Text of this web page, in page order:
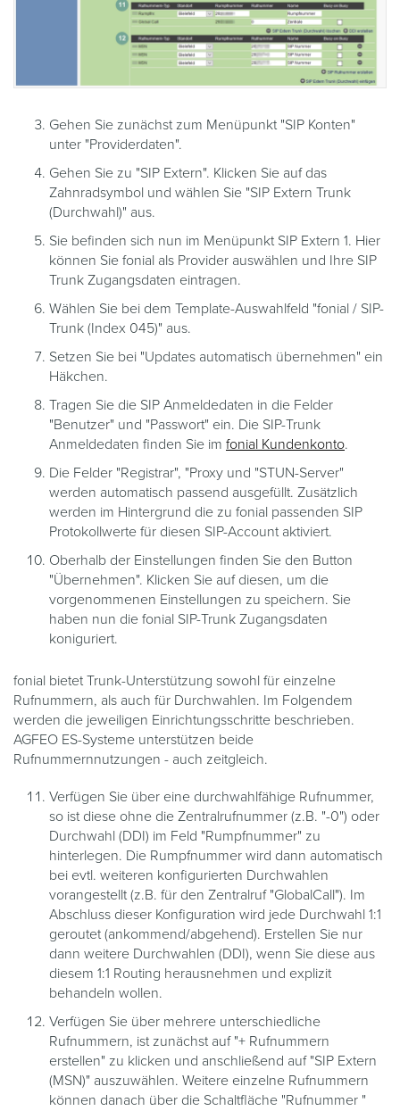
Gehen Sie zunächst zum Menüpunkt "SIP Konten"
unter "Providerdaten".
Gehen Sie zu "SIP Extern". Klicken Sie auf das
Zahnradsymbol und wählen Sie "SIP Extern Trunk
(Durchwahl)" aus.
Sie befinden sich nun im Menüpunkt SIP Extern 1. Hier
können Sie fonial als Provider auswählen und Ihre SIP
Trunk Zugangsdaten eintragen.
Wählen Sie bei dem Template-Auswahlfeld "fonial / SIP-
Trunk (Index 045)" aus.
Setzen Sie bei "Updates automatisch übernehmen" ein
Häkchen.
Tragen Sie die SIP Anmeldedaten in die Felder
"Benutzer" und "Passwort" ein. Die SIP-Trunk
Anmeldedaten finden Sie im fonial Kundenkonto.
Die Felder "Registrar", "Proxy und "STUN-Server"
werden automatisch passend ausgefüllt. Zusätzlich
werden im Hintergrund die zu fonial passenden SIP
Protokollwerte für diesen SIP-Account aktiviert.
Oberhalb der Einstellungen finden Sie den Button
"Übernehmen". Klicken Sie auf diesen, um die
vorgenommenen Einstellungen zu speichern. Sie
haben nun die fonial SIP-Trunk Zugangsdaten
koniguriert.
fonial bietet Trunk-Unterstützung sowohl für einzelne
Rufnummern, als auch für Durchwahlen. Im Folgendem
werden die jeweiligen Einrichtungsschritte beschrieben.
AGFEO ES-Systeme unterstützen beide
Rufnummernnutzungen - auch zeitgleich.
Verfügen Sie über eine durchwahlfähige Rufnummer,
so ist diese ohne die Zentralrufnummer (z.B. "-0") oder
Durchwahl (DDI) im Feld "Rumpfnummer" zu
hinterlegen. Die Rumpfnummer wird dann automatisch
bei evtl. weiteren konfigurierten Durchwahlen
vorangestellt (z.B. für den Zentralruf "GlobalCall"). Im
Abschluss dieser Konfiguration wird jede Durchwahl 1:1
geroutet (ankommend/abgehend). Erstellen Sie nur
dann weitere Durchwahlen (DDI), wenn Sie diese aus
diesem 1:1 Routing herausnehmen und explizit
behandeln wollen.
Verfügen Sie über mehrere unterschiedliche
Rufnummern, ist zunächst auf "+ Rufnummern
erstellen" zu klicken und anschließend auf "SIP Extern
(MSN)" auszuwählen. Weitere einzelne Rufnummern
können danach über die Schaltfläche "Rufnummer "